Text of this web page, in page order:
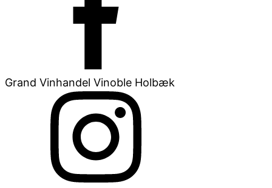
Grand Vinhandel Vinoble Holbæk